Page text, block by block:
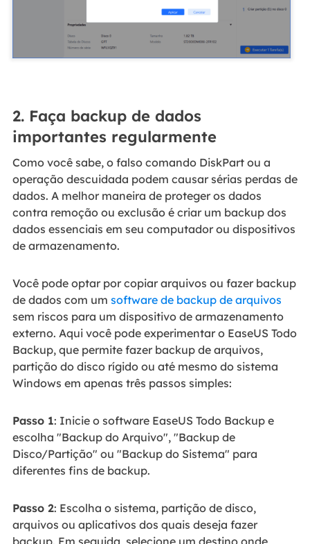
2. Faça backup de dados
importantes regularmente
Como você sabe, o falso comando DiskPart ou a
operação descuidada podem causar sérias perdas de
dados. A melhor maneira de proteger os dados
contra remoção ou exclusão é criar um backup dos
dados essenciais em seu computador ou dispositivos
de armazenamento.
Você pode optar por copiar arquivos ou fazer backup
de dados com um software de backup de arquivos
sem riscos para um dispositivo de armazenamento
externo. Aqui você pode experimentar o EaseUS Todo
Backup, que permite fazer backup de arquivos,
partição do disco rígido ou até mesmo do sistema
Windows em apenas três passos simples:
Passo 1: Inicie o software EaseUS Todo Backup e
escolha "Backup do Arquivo", "Backup de
Disco/Partição" ou "Backup do Sistema" para
diferentes fins de backup.
Passo 2: Escolha o sistema, partição de disco,
arquivos ou aplicativos dos quais deseja fazer
backup. Em seguida, selecione um destino onde